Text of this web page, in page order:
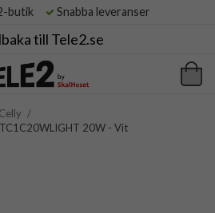
butik Snabba leveranser
till Tele2.se
Celly /
20W - Vit